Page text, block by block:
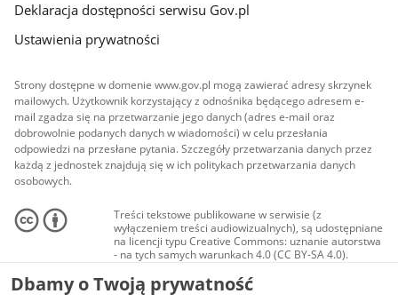
Deklaracja dostępności serwisu Gov.pl
Ustawienia prywatności
Strony dostępne w domenie www.gov.pl mogą zawierać adresy skrzynek
mailowych. Użytkownik korzystający z odnośnika będącego adresem e-
mail zgadza się na przetwarzanie jego danych (adres e-mail oraz
dobrowolnie podanych danych w wiadomości) w celu przesłania
odpowiedzi na przesłane pytania. Szczegóły przetwarzania danych przez
każdą z jednostek znajdują się w ich politykach przetwarzania danych
osobowych.
Treści tekstowe publikowane w serwisie (z
wyłączeniem treści audiowizualnych), są udostępniane
na licencji typu Creative Commons: uznanie autorstwa
- na tych samych warunkach 4.0 (CC BY-SA 4.0).
Materiały audiowizualne, w tym zdjęcia, materiały
audio i wideo, są udostępniane na licencji typu
Creative Commons: uznanie autorstwa użycie
Dbamy o Twoją prywatność